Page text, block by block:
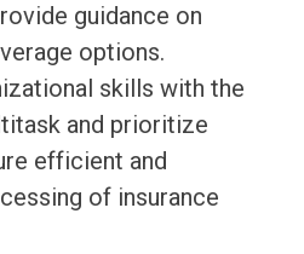
guidance on
options.
skills with the
and prioritize
efficient and
of insurance